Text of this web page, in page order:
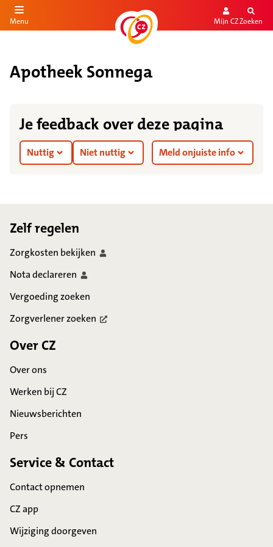
de inhoud
Menu Mijn CZZoeken
Apotheek Sonnega
Je feedback over deze pagina
Nuttig Niet nuttig Meld onjuiste info
Zelf regelen
Zorgkosten bekijken
Notadeclareren
Vergoeding zoeken
Zorgverlenerzoeken
Over CZ
Over ons
Werken bij CZ
Nieuwsberichten
Pers
Service & Contact
Contact opnemen
CZ app
Wijziging doorgeven